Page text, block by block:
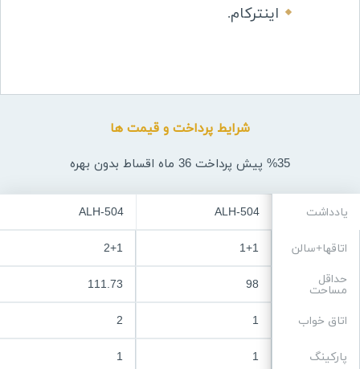
اینترکام.
شرایط پرداخت و قیمت ها
%35 پیش پرداخت 36 ماه اقساط بدون بهره
یادداشت
اتاقها+سالن
حداقل
مساحت
اتاق خواب
پارکینگ
ALH-504
1+1
98
1
1
ALH-504
2+1
111.73
2
1